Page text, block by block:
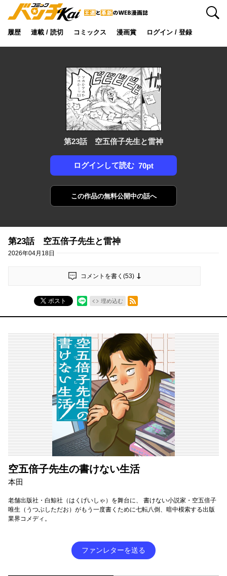
履歴 連載 / 読切 コミックス 漫画賞 ログイン / 登録
検索
第23話 空五倍子先生と雷神
ログインして読む 70pt
この作品の無料公開中の話へ
第23話 空五倍子先生と雷神
2026年04月18日
コメントを書く(53)
ポスト 埋め込む
RSSフィード
空五倍子先生の書けない生活
本田
老舗出版社・白鯨社（はくげいしゃ）を舞台に、 書けない小説家・空五倍子
唯生（うつぶしただお）がもう一度書くために七転八倒、暗中模索する出版
業界コメディ。
ファンレターを送る